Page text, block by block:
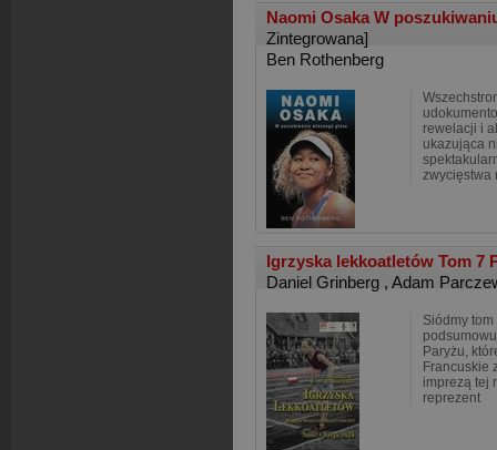
Naomi Osaka W
Zintegrowana]
Ben Rothenberg
rewelacji i
ukazująca
zwycięstwa
Igrzyska lekkoatletów Tom 7
Daniel Grinberg , Adam
Siódmy
Paryżu,
Francuskie
imprezą tej
reprezent